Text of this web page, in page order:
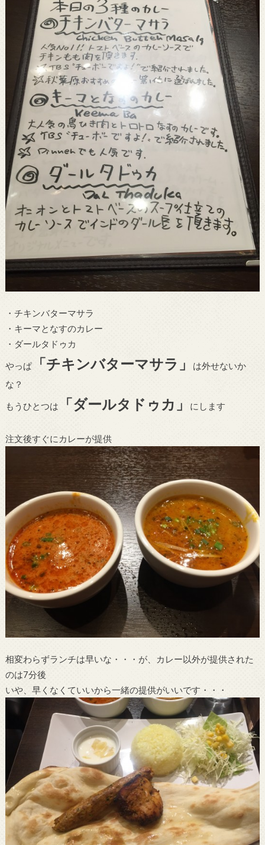
・チキンバターマサラ
・キーマとなすのカレー
・ダールタドゥカ
やっぱ「チキンバターマサラ」
は外せないか
な？
もうひとつは 「ダールタドゥカ」 にします
注文後すぐにカレーが提供
相変わらずランチは早いな・・・が、カレー以外が提供された
のは7分後
いや、早くなくていいから一緒の提供がいいです・・・